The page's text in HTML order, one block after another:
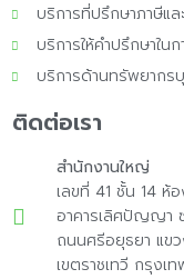
บริการที่ปรึกษาภาษีแ
บริการให้คำปรึกษาใน
บริการด้านทรัพยากร
ติดต่อเรา
สำนักงานใหญ่
เลขที่ 41 ชั้น 14 ห้
อาคารเลิศปัญญา
ถนนศรีอยุธยา แข
เขตราชเทวี กรุงเ